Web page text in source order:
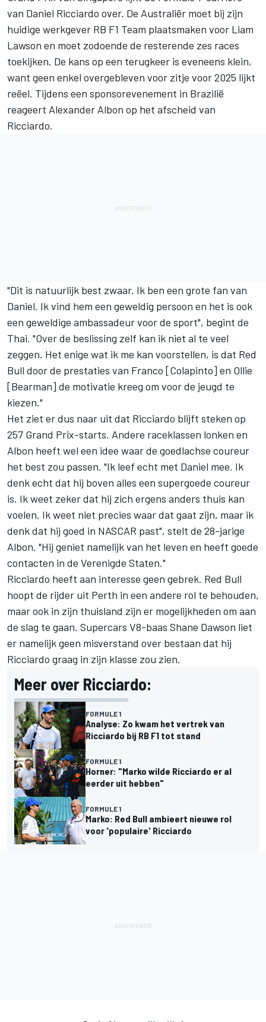
van Daniel Ricciardo over. De Australiër moet bij zijn
huidige werkgever RB F1 Team plaatsmaken voor Liam
Lawson en moet zodoende de resterende zes races
toekijken. De kans op een terugkeer is eveneens klein,
want geen enkel overgebleven voor zitje voor 2025 lijkt
reëel. Tijdens een sponsorevenement in Brazilië
reageert Alexander Albon op het afscheid van
Ricciardo.
"Dit is natuurlijk best zwaar. Ik ben een grote fan van
Daniel. Ik vind hem een geweldig persoon en het is ook
een geweldige ambassadeur voor de sport", begint de
Thai. "Over de beslissing zelf kan ik niet al te veel
zeggen. Het enige wat ik me kan voorstellen, is dat Red
Bull door de prestaties van Franco [Colapinto] en Ollie
[Bearman] de motivatie kreeg om voor de jeugd te
kiezen."
Het ziet er dus naar uit dat Ricciardo blijft steken op
257 Grand Prix-starts. Andere raceklassen lonken en
Albon heeft wel een idee waar de goedlachse coureur
het best zou passen. "Ik leef echt met Daniel mee. Ik
denk echt dat hij boven alles een supergoede coureur
is. Ik weet zeker dat hij zich ergens anders thuis kan
voelen. Ik weet niet precies waar dat gaat zijn, maar ik
denk dat hij goed in NASCAR past", stelt de 28-jarige
Albon. "Hij geniet namelijk van het leven en heeft goede
contacten in de Verenigde Staten."
Ricciardo heeft aan interesse geen gebrek. Red Bull
hoopt de rijder uit Perth in een andere rol te behouden,
maar ook in zijn thuisland zijn er mogelijkheden om aan
de slag te gaan. Supercars V8-baas Shane Dawson liet
er namelijk geen misverstand over bestaan dat hij
Ricciardo graag in zijn klasse zou zien.
Meer over Ricciardo:
FORMULE 1
Analyse: Zo kwam het vertrek van
Ricciardo bij RB F1 tot stand
FORMULE 1
Horner: "Marko wilde Ricciardo er al
eerder uit hebben"
FORMULE 1
Marko: Red Bull ambieert nieuwe rol
voor 'populaire' Ricciardo